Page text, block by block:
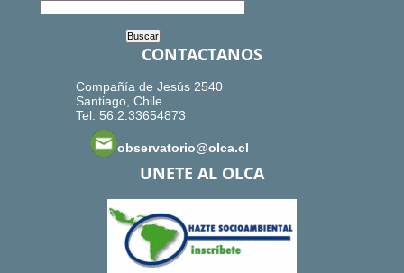
CONTACTANOS
Compañía de Jesús 2540
Santiago, Chile.
Tel: 56.2.33654873
observatorio@olca.cl
UNETE AL OLCA